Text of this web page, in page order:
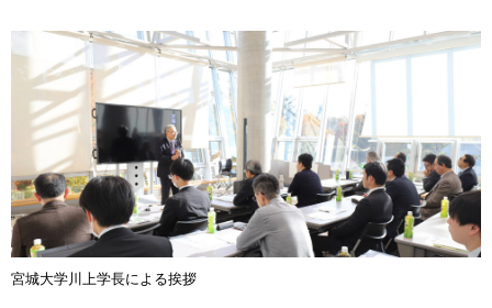
宮城大学川上学長による挨拶